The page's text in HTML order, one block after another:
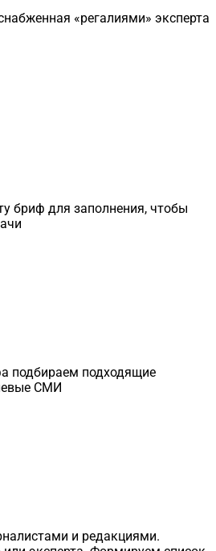
«регалиями» эксперта
бриф для заполнения, чтобы
подбираем подходящие
СМИ
и редакциями.